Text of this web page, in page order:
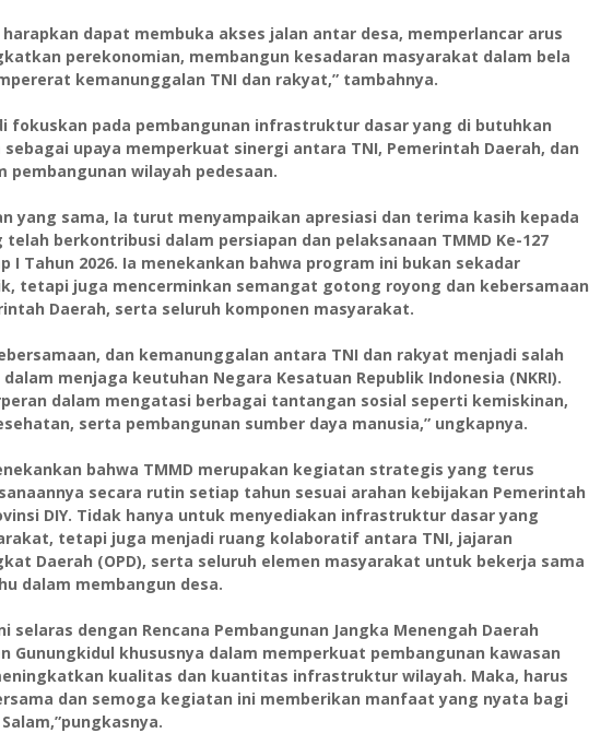
harapkan dapat membuka akses jalan antar desa, memperlancar arus
perekonomian, membangun kesadaran masyarakat dalam bela
kemanunggalan TNI dan rakyat,” tambahnya.
fokuskan pada pembangunan infrastruktur dasar yang di butuhkan
upaya memperkuat sinergi antara TNI, Pemerintah Daerah, dan
pembangunan wilayah pedesaan.
yang sama, Ia turut menyampaikan apresiasi dan terima kasih kepada
telah berkontribusi dalam persiapan dan pelaksanaan TMMD Ke-127
I Tahun 2026. Ia menekankan bahwa program ini bukan sekadar
tetapi juga mencerminkan semangat gotong royong dan kebersamaan
Daerah, serta seluruh komponen masyarakat.
dan kemanunggalan antara TNI dan rakyat menjadi salah
menjaga keutuhan Negara Kesatuan Republik Indonesia (NKRI).
dalam mengatasi berbagai tantangan sosial seperti kemiskinan,
serta pembangunan sumber daya manusia,” ungkapnya.
bahwa TMMD merupakan kegiatan strategis yang terus
secara rutin setiap tahun sesuai arahan kebijakan Pemerintah
DIY. Tidak hanya untuk menyediakan infrastruktur dasar yang
tetapi juga menjadi ruang kolaboratif antara TNI, jajaran
Daerah (OPD), serta seluruh elemen masyarakat untuk bekerja sama
dalam membangun desa.
selaras dengan Rencana Pembangunan Jangka Menengah Daerah
Gunungkidul khususnya dalam memperkuat pembangunan kawasan
kualitas dan kuantitas infrastruktur wilayah. Maka, harus
dan semoga kegiatan ini memberikan manfaat yang nyata bagi